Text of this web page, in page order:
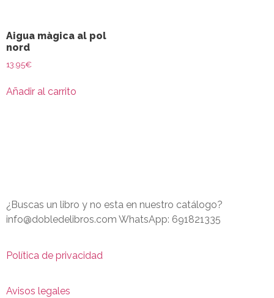
Aigua màgica al pol
nord
13.95€
Añadir al carrito
¿Buscas un libro y no esta en nuestro catálogo?
info@dobledelibros.com WhatsApp: 691821335
Política de privacidad
Avisos legales